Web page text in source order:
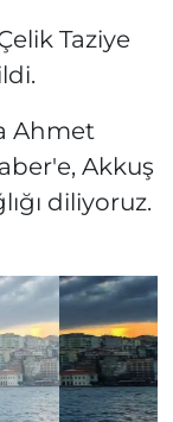
Taziye
Ahmet
Akkuş
diliyoruz.